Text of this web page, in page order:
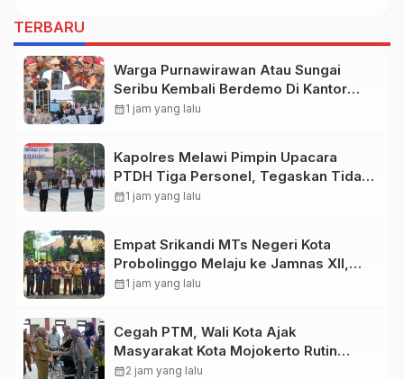
TERBARU
Warga Purnawirawan Atau Sungai
Seribu Kembali Berdemo Di Kantor
BPN Kubu Raya
calendar_month1 jam yang lalu
Kapolres Melawi Pimpin Upacara
PTDH Tiga Personel, Tegaskan Tidak
Ada Toleransi Terhadap Pelanggaran
calendar_month1 jam yang lalu
Empat Srikandi MTs Negeri Kota
Probolinggo Melaju ke Jamnas XII,
Bawa Nama Madrasah ke Tingkat
calendar_month1 jam yang lalu
Cegah PTM, Wali Kota Ajak
Masyarakat Kota Mojokerto Rutin
Beraktivitas Fisik
calendar_month2 jam yang lalu